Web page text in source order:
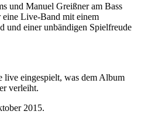
und Manuel Greißner am Bass
eine Live-Band mit einem
und einer unbändigen Spielfreude
eingespielt, was dem Album
verleiht.
2015.